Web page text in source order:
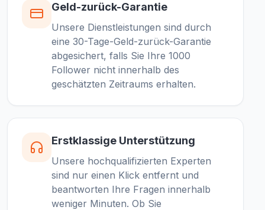
Geld-zurück-Garantie
Unsere Dienstleistungen sind durch
eine 30-Tage-Geld-zurück-Garantie
abgesichert, falls Sie Ihre 1000
Follower nicht innerhalb des
geschätzten Zeitraums erhalten.
Erstklassige Unterstützung
Unsere hochqualifizierten Experten
sind nur einen Klick entfernt und
beantworten Ihre Fragen innerhalb
weniger Minuten. Ob Sie